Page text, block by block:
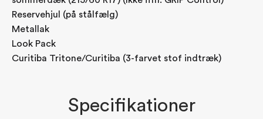
Frontairbags samt sideairbags til fører og
forsædepassager
Surround wiew, bakkamera, P-sensorer for og bag
og Blind Spot Detection
Punkterings kit (12V kompressor + limsæt)
Dæktryksovervågning (TPMS)
Reservehjul (på stålfælg)
Metallak
Look Pack
Curitiba Tritone/Curitiba (3-farvet stof indtræk)
Specifikationer